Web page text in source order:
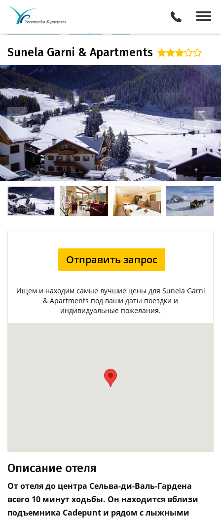
Италия
Описание отеля
Sunela Garni & Apartments
Отправить запрос
Ищем и находим самые лучшие цены для Sunela Garni
& Apartments под ваши даты поездки и
индивидуальные пожелания.
Описание отеля
От отеля до центра Сельва-ди-Валь-Гардена
всего 10 минут ходьбы. Он находится вблизи
подъемника Cadepunt и рядом с лыжными